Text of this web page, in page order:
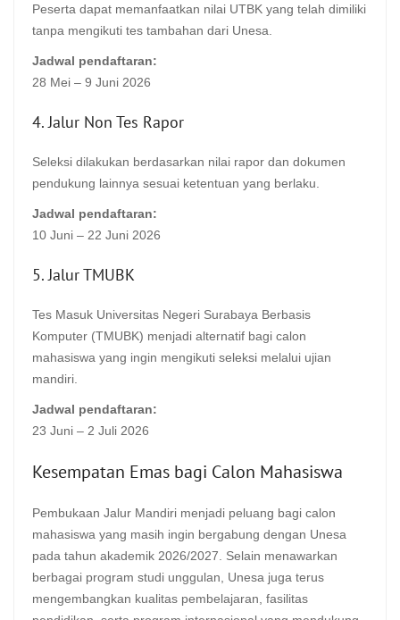
Peserta dapat memanfaatkan nilai UTBK yang telah dimiliki
tanpa mengikuti tes tambahan dari Unesa.
Jadwal pendaftaran:
28 Mei – 9 Juni 2026
4. Jalur Non Tes Rapor
Seleksi dilakukan berdasarkan nilai rapor dan dokumen
pendukung lainnya sesuai ketentuan yang berlaku.
Jadwal pendaftaran:
10 Juni – 22 Juni 2026
5. Jalur TMUBK
Tes Masuk Universitas Negeri Surabaya Berbasis
Komputer (TMUBK) menjadi alternatif bagi calon
mahasiswa yang ingin mengikuti seleksi melalui ujian
mandiri.
Jadwal pendaftaran:
23 Juni – 2 Juli 2026
Kesempatan Emas bagi Calon Mahasiswa
Pembukaan Jalur Mandiri menjadi peluang bagi calon
mahasiswa yang masih ingin bergabung dengan Unesa
pada tahun akademik 2026/2027. Selain menawarkan
berbagai program studi unggulan, Unesa juga terus
mengembangkan kualitas pembelajaran, fasilitas